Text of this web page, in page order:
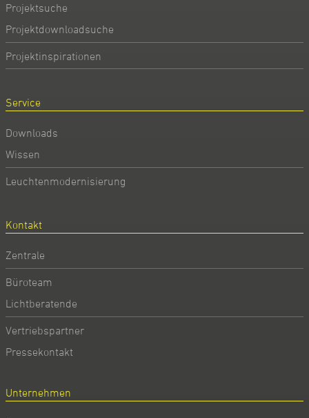
Projektsuche
Projektdownloadsuche
Projektinspirationen
Service
Downloads
Wissen
Leuchtenmodernisierung
Kontakt
Zentrale
Büroteam
Lichtberatende
Vertriebspartner
Pressekontakt
Unternehmen